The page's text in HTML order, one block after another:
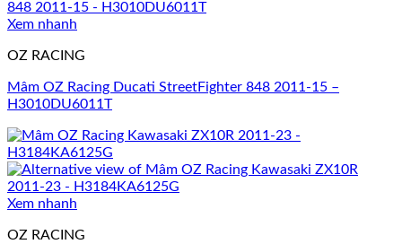
Xem nhanh
OZ RACING
Mâm OZ Racing Ducati StreetFighter 848 2011-15 –
H3010DU6011T
Xem nhanh
OZ RACING